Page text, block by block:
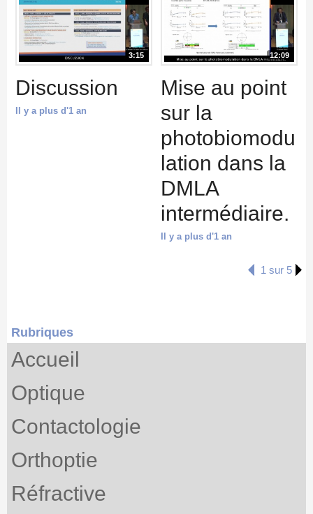
3:15
Discussion
Il y a plus d'1 an
12:09
Mise au point
sur la
photobiomodu
lation dans la
DMLA
intermédiaire.
Il y a plus d'1 an
1 sur 5
Rubriques
Accueil
Optique
Contactologie
Orthoptie
Réfractive